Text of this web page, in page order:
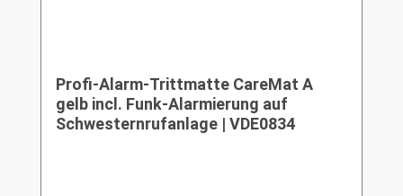
Profi-Alarm-Trittmatte CareMat A
gelb incl. Funk-Alarmierung auf
Schwesternrufanlage | VDE0834